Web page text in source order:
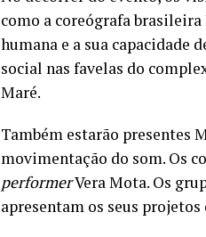
como a coreógrafa
humana e a sua capacidade
social nas favelas do
Maré.
Também estarão presentes
movimentação do som. Os
performerVera Mota. Os
apresentam os seus projetos